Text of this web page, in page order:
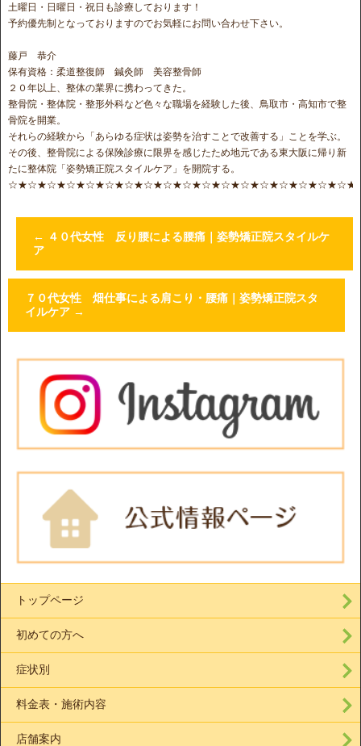
土曜日・日曜日・祝日も診療しております！
予約優先制となっておりますのでお気軽にお問い合わせ下さい。
藤戸 恭介
保有資格：柔道整復師 鍼灸師 美容整骨師
２０年以上、整体の業界に携わってきた。
整骨院・整体院・整形外科など色々な職場を経験した後、鳥取市・高知市で整
骨院を開業。
それらの経験から「あらゆる症状は姿勢を治すことで改善する」ことを学ぶ。
その後、整骨院による保険診療に限界を感じたため地元である東大阪に帰り新
たに整体院「姿勢矯正院スタイルケア」を開院する。
← ４０代女性 反り腰による腰痛｜姿勢矯正院スタイルケ
ア
７０代女性 畑仕事による肩こり・腰痛｜姿勢矯正院スタ
イルケア →
トップページ
初めての方へ
症状別
料金表・施術内容
店舗案内